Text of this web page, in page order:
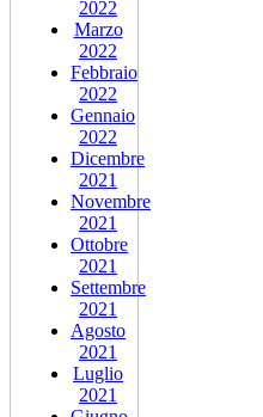
2022
Marzo
2022
Febbraio
2022
Gennaio
2022
Dicembre
2021
Novembre
2021
Ottobre
2021
Settembre
2021
Agosto
2021
Luglio
2021